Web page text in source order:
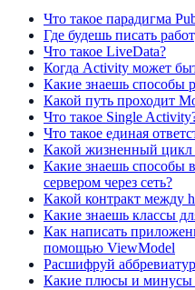
Что такое парадигма
Где будешь писать
Что такое LiveData?
Когда Activity может
Какие знаешь способы
Какой путь проходит
Что такое Single
Что такое единая
Какой жизненный цикл
Какие знаешь способы
сервером через сеть?
Какой контракт между
Какие знаешь классы
Как написать
помощью ViewModel
Расшифруй
Какие плюсы и